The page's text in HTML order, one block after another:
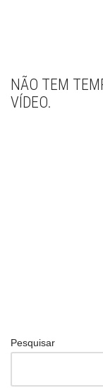
NÃO TEM
VÍDEO.
Pesquisar